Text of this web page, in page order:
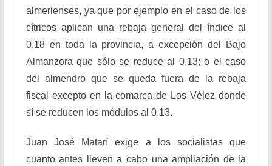
almerienses, ya que por ejemplo en el caso de los
cítricos aplican una rebaja general del índice al
0,18 en toda la provincia, a excepción del Bajo
Almanzora que sólo se reduce al 0,13; o el caso
del almendro que se queda fuera de la rebaja
fiscal excepto en la comarca de Los Vélez donde
sí se reducen los módulos al 0,13.
Juan José Matarí exige a los socialistas que
cuanto antes lleven a cabo una ampliación de la